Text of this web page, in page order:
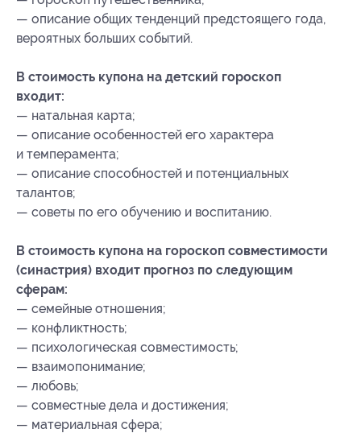
— описание общих тенденций предстоящего года,
вероятных больших событий.
В стоимость купона на детский гороскоп
входит:
— натальная карта;
— описание особенностей его характера
и темперамента;
— описание способностей и потенциальных
талантов;
— советы по его обучению и воспитанию.
В стоимость купона на гороскоп совместимости
(синастрия) входит прогноз по следующим
сферам:
— семейные отношения;
— конфликтность;
— психологическая совместимость;
— взаимопонимание;
— любовь;
— совместные дела и достижения;
— материальная сфера;